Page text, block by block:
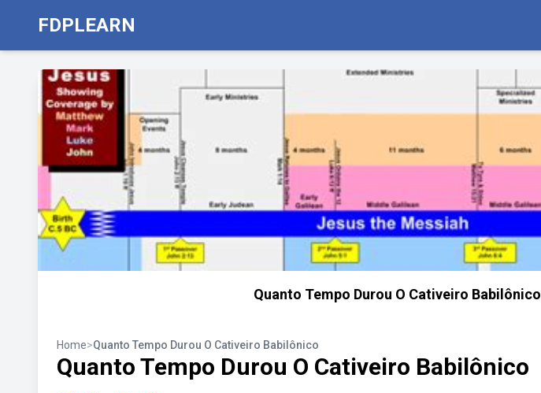
FDPLEARN
Quanto Tempo Durou O Cativeiro Babilônico
Home>Quanto Tempo Durou O Cativeiro Babilônico
Quanto Tempo Durou O Cativeiro Babilônico